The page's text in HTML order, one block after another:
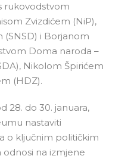
rukovodstvom
Zvizdićem (NiP),
i Borjanom
Doma naroda –
Nikolom Špirićem
(HDZ).
28. do 30. januara,
nastaviti
o ključnim političkim
odnosi na izmjene